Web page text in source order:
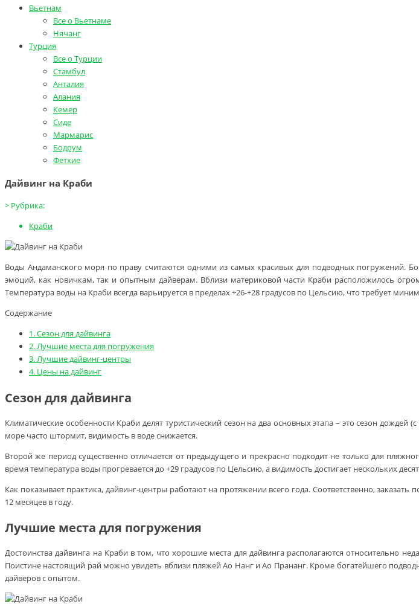
Вьетнам
Все о Вьетнаме
Нячанг
Турция
Все о Турции
Стамбул
Анталия
Алания
Кемер
Сиде
Мармарис
Бодрум
Фетхие
Дайвинг на Краби
> Рубрика:
Краби
Воды Андаманского моря по праву считаются одними из самых красивых для подводных погружений.
эмоций, как новичкам, так и опытным дайверам. Вблизи материковой части Краби расположилось
Температура воды на Краби всегда варьируется в пределах +26-+28 градусов по Цельсию, что требует
Содержание
1.Сезон для дайвинга
2.Лучшие места для погружения
3.Лучшие дайвинг-центры
4. Цены на дайвинг
Сезон для дайвинга
Климатические особенности Краби делят туристический сезон на два основных этапа – это сезон
море часто штормит, видимость в воде снижается.
Второй же период существенно отличается от предыдущего и прекрасно подходит не только для
время температура воды прогревается до +29 градусов по Цельсию, а видимость достигает нескольких
Как показывает практика, дайвинг-центры работают на протяжении всего года. Соответственно,
12 месяцев в году.
Лучшие места для погружения
Достоинства дайвинга на Краби в том, что хорошие места для дайвинга располагаются относительно
Поистине настоящий рай можно увидеть вблизи пляжей Ао Нанг и Ао Прананг. Кроме богатейшего
дайверов с опытом.